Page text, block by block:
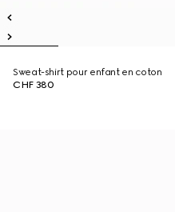
Sweat-shirt pour enfant en coton
CHF 380